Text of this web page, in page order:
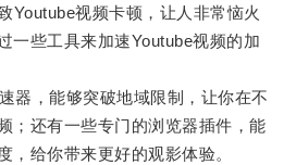
视频卡顿，让人非常恼火
一些工具来加速Youtube视频的加
，能够突破地域限制，让你在不
；还有一些专门的浏览器插件，能
，给你带来更好的观影体验。